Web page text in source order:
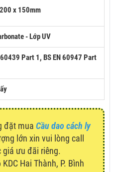
x 150mm
- Lớp UV
60439 Part 1, BS EN 60947 Part
đặt mua Cầu dao cách ly
lớn xin vui lòng call
giá ưu đãi riêng.
Hai Thành, P. Bình